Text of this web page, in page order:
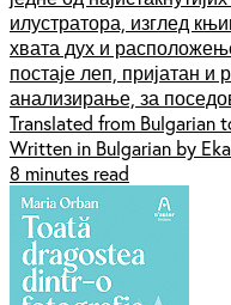
илустратора, изглед
хвата дух и
постаје леп, пријатан
анализирање, за
Translated from Bulgarian
Written in Bulgarian by
8 minutes read